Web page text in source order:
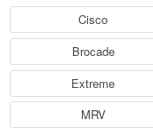
Cisco
Brocade
Extreme
MRV